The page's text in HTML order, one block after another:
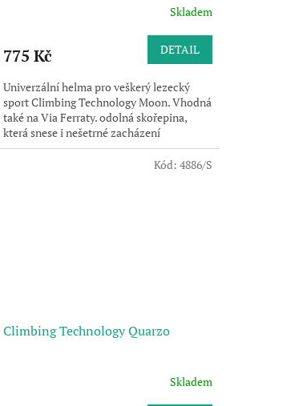
Skladem
775 Kč DETAIL
Univerzální helma pro veškerý lezecký
sport Climbing Technology Moon. Vhodná
také na Via Ferraty. odolná skořepina,
která snese i nešetrné zacházení
jednoduché...
Climbing Technology Quarzo
Skladem
Kód: 4886/S